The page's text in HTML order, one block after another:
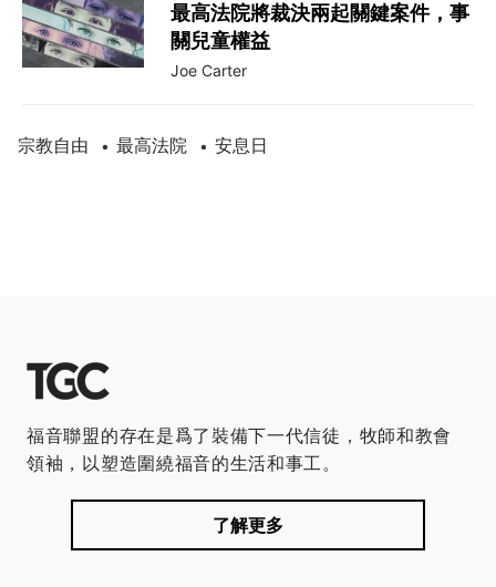
最高法院將裁決兩起關鍵案件，事
關兒童權益
Joe Carter
宗教自由 • 最高法院 • 安息日
福音聯盟的存在是爲了裝備下一代信徒，牧師和教會
領袖，以塑造圍繞福音的生活和事工。
了解更多